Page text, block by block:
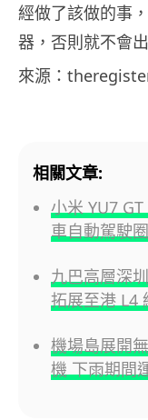
經做了該做的事
器，否則就不會
來源：
相關文章:
小米 YU7
車自動駕駛
九巴高層深
拓展至港 L4
機場島展開
機 下雨期間